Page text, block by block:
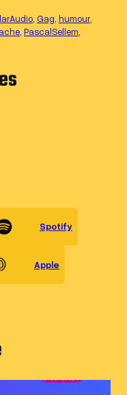
, Gag, humour
, PascalSellem
Spotify
Apple